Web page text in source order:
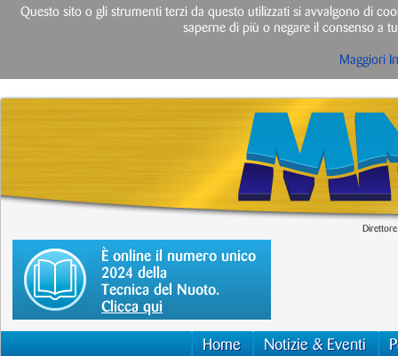
È online il numero unico
2024 della
Tecnica del Nuoto.
Clicca qui
Home Notizie & Eventi
Questo sito o gli strumenti terzi da questo utilizzati si avvalgono di
saperne di più o negare il consenso a
Maggiori